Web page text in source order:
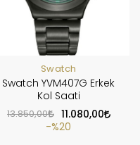
Swatch
Swatch YVM407G Erkek
Kol Saati
13.850,00
11.080,00
%20